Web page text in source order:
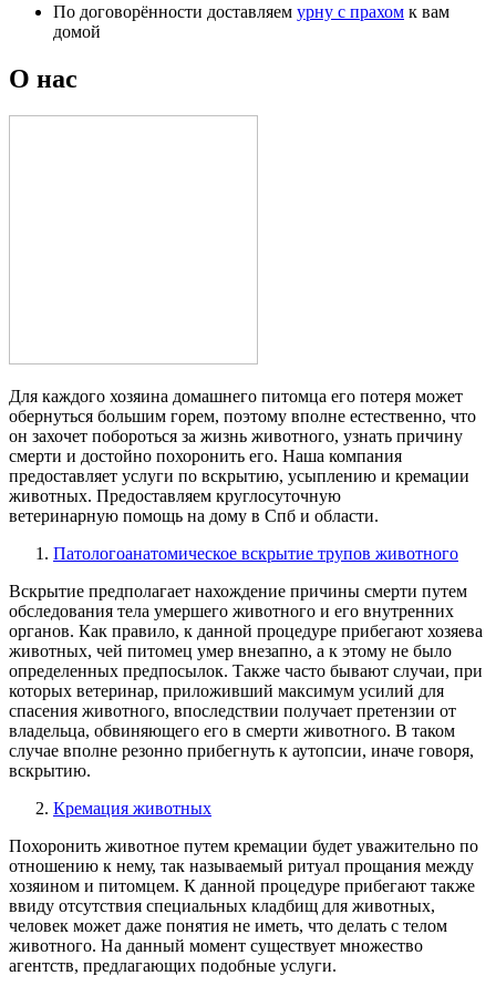
По договорённости доставляем урну с прахом к вам
домой
О нас
Для каждого хозяина домашнего питомца его потеря может
обернуться большим горем, поэтому вполне естественно, что
он захочет побороться за жизнь животного, узнать причину
смерти и достойно похоронить его. Наша компания
предоставляет услуги по вскрытию, усыплению и кремации
животных. Предоставляем круглосуточную
ветеринарную помощь на дому в Спб и области.
Патологоанатомическое вскрытие трупов животного
Вскрытие предполагает нахождение причины смерти путем
обследования тела умершего животного и его внутренних
органов. Как правило, к данной процедуре прибегают хозяева
животных, чей питомец умер внезапно, а к этому не было
определенных предпосылок. Также часто бывают случаи, при
которых ветеринар, приложивший максимум усилий для
спасения животного, впоследствии получает претензии от
владельца, обвиняющего его в смерти животного. В таком
случае вполне резонно прибегнуть к аутопсии, иначе говоря,
вскрытию.
Кремация животных
Похоронить животное путем кремации будет уважительно по
отношению к нему, так называемый ритуал прощания между
хозяином и питомцем. К данной процедуре прибегают также
ввиду отсутствия специальных кладбищ для животных,
человек может даже понятия не иметь, что делать с телом
животного. На данный момент существует множество
агентств, предлагающих подобные услуги.